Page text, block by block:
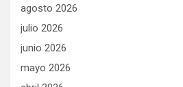
agosto 2026
julio 2026
junio 2026
mayo 2026